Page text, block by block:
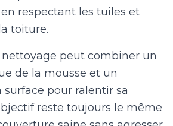
respectant les tuiles et
toiture.
nettoyage peut combiner un
de la mousse et un
pour ralentir sa
reste toujours le même